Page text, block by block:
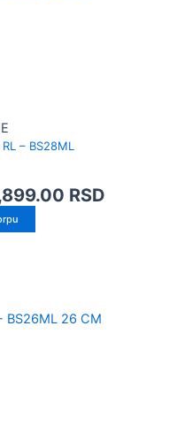
– BS28ML
RSD